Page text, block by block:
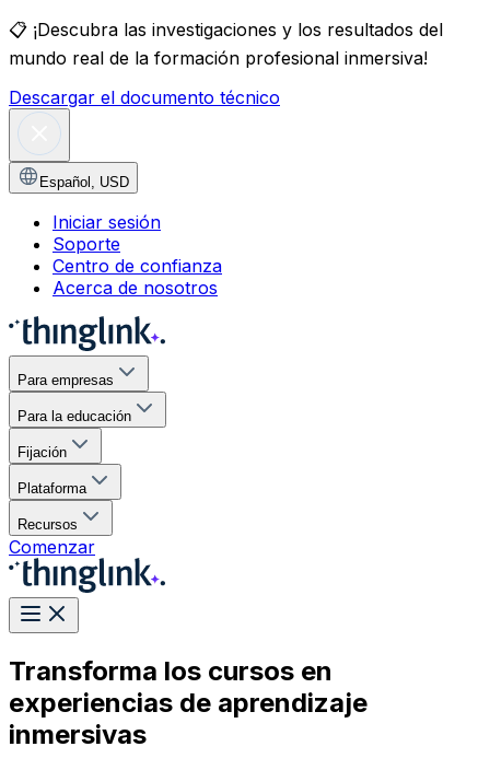
📋 ¡Descubra las investigaciones y los resultados del
mundo real de la formación profesional inmersiva!
Descargar el documento técnico
Español , USD
Iniciar sesión
Soporte
Centro de confianza
Acerca de nosotros
Para empresas
Para la educación
Fijación
Plataforma
Recursos
Comenzar
Transforma los cursos en
experiencias de aprendizaje
inmersivas